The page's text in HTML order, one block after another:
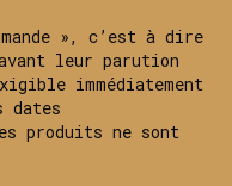
», c’est à dire
leur parution
immédiatement
dates
produits ne sont